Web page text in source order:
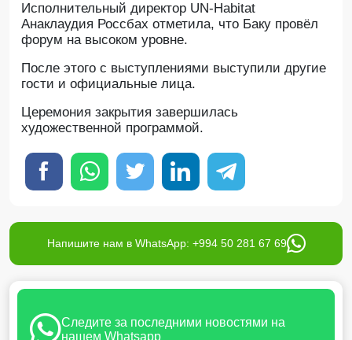
Исполнительный директор UN-Habitat
Анаклаудия Россбах отметила, что Баку провёл
форум на высоком уровне.
После этого с выступлениями выступили другие
гости и официальные лица.
Церемония закрытия завершилась
художественной программой.
Напишите нам в WhatsApp: +994 50 281 67 69
Следите за последними новостями на
нашем Whatsapp